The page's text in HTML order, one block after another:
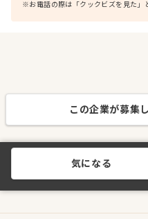
※お電話の際は「クックビズを見た」
この企業が募集
気になる